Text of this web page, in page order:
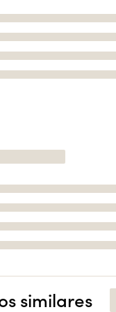
similares